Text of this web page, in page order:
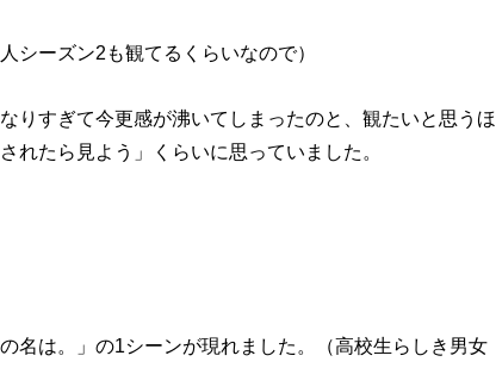
シーズン2も観てるくらいなので）
りすぎて今更感が沸いてしまったのと、観たいと思うほ
れたら見よう」くらいに思っていました。
名は。」の1シーンが現れました。（高校生らしき男女